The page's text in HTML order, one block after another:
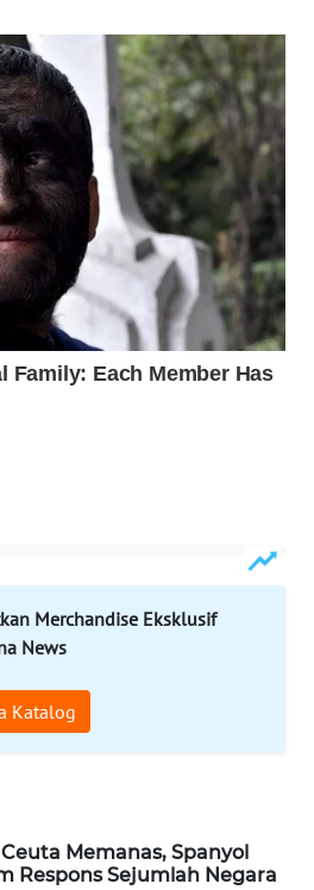
Merchandise Eksklusif
News
Katalog
Memanas, Spanyol
Respons Sejumlah Negara